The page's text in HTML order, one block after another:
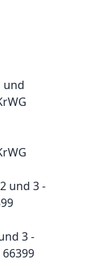
3 -